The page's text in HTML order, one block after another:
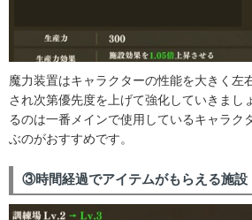
魔力装置はキャラクターの性能を大きく左
され次第優先度を上げて強化していきまし
るのは一番メインで使用しているキャラク
ぶのがおすすめです。
③時間経過でアイテムがもらえる施設